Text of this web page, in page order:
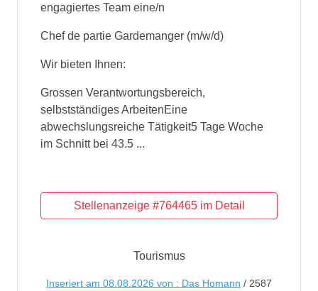
engagiertes Team eine/n
Chef de partie Gardemanger (m/w/d)
Wir bieten Ihnen:
Grossen Verantwortungsbereich,
selbstständiges ArbeitenEine
abwechslungsreiche Tätigkeit5 Tage Woche
im Schnitt bei 43.5 ...
Tourismus
Inseriert am 08.08.2026 von : Das Homann / 2587